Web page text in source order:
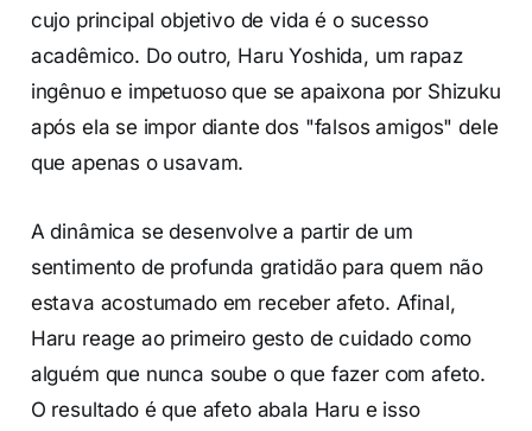
cujo principal objetivo de vida é o sucesso
acadêmico. Do outro, Haru Yoshida, um rapaz
ingênuo e impetuoso que se apaixona por Shizuku
após ela se impor diante dos "falsos amigos" dele
que apenas o usavam.
A dinâmica se desenvolve a partir de um
sentimento de profunda gratidão para quem não
estava acostumado em receber afeto. Afinal,
Haru reage ao primeiro gesto de cuidado como
alguém que nunca soube o que fazer com afeto.
O resultado é que afeto abala Haru e isso